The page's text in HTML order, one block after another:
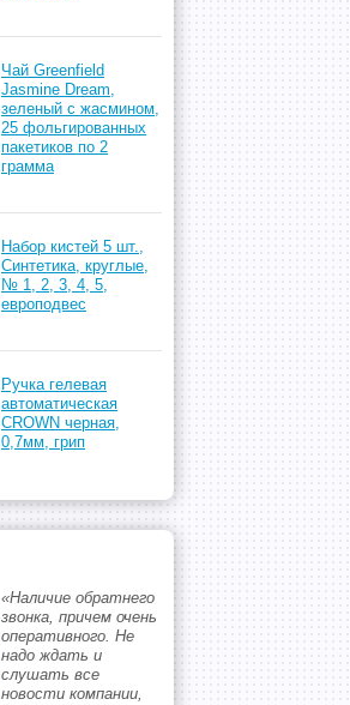
Чай Greenfield
Jasmine Dream,
зеленый с жасмином,
25 фольгированных
пакетиков по 2
грамма
Набор кистей 5 шт.,
Синтетика, круглые,
№ 1, 2, 3, 4, 5,
европодвес
Ручка гелевая
автоматическая
CROWN черная,
0,7мм, грип
«Наличие обратнего
звонка, причем очень
оперативного. Не
надо ждать и
слушать все
новости компании,